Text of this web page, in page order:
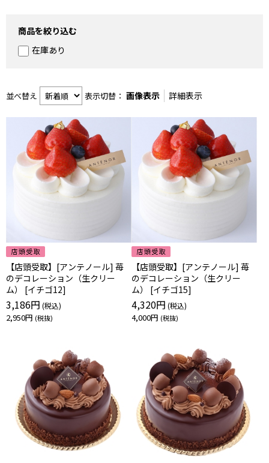
商品を絞り込む
在庫あり
並べ替え 表示切替： 画像表示 詳細表示
【店頭受取】[アンテノール] 苺
のデコレーション（生クリー
ム） [イチゴ12]
3,186円
2,950円
【店頭受取】[アンテノール] 苺
のデコレーション（生クリー
ム） [イチゴ15]
4,320円
4,000円